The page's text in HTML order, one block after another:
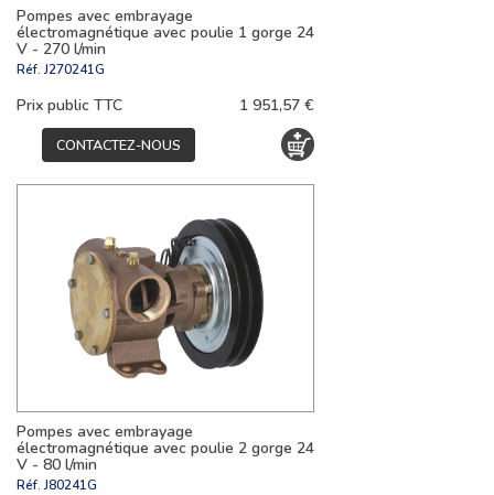
Pompes avec embrayage
électromagnétique avec poulie 1 gorge 24
V - 270 l/min
Réf. J270241G
Prix public TTC 1 951,57 €
CONTACTEZ-NOUS
Pompes avec embrayage
électromagnétique avec poulie 2 gorge 24
V - 80 l/min
Réf. J80241G